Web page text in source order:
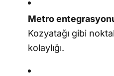
Metro
Kozyatağı gibi
kolaylığı.